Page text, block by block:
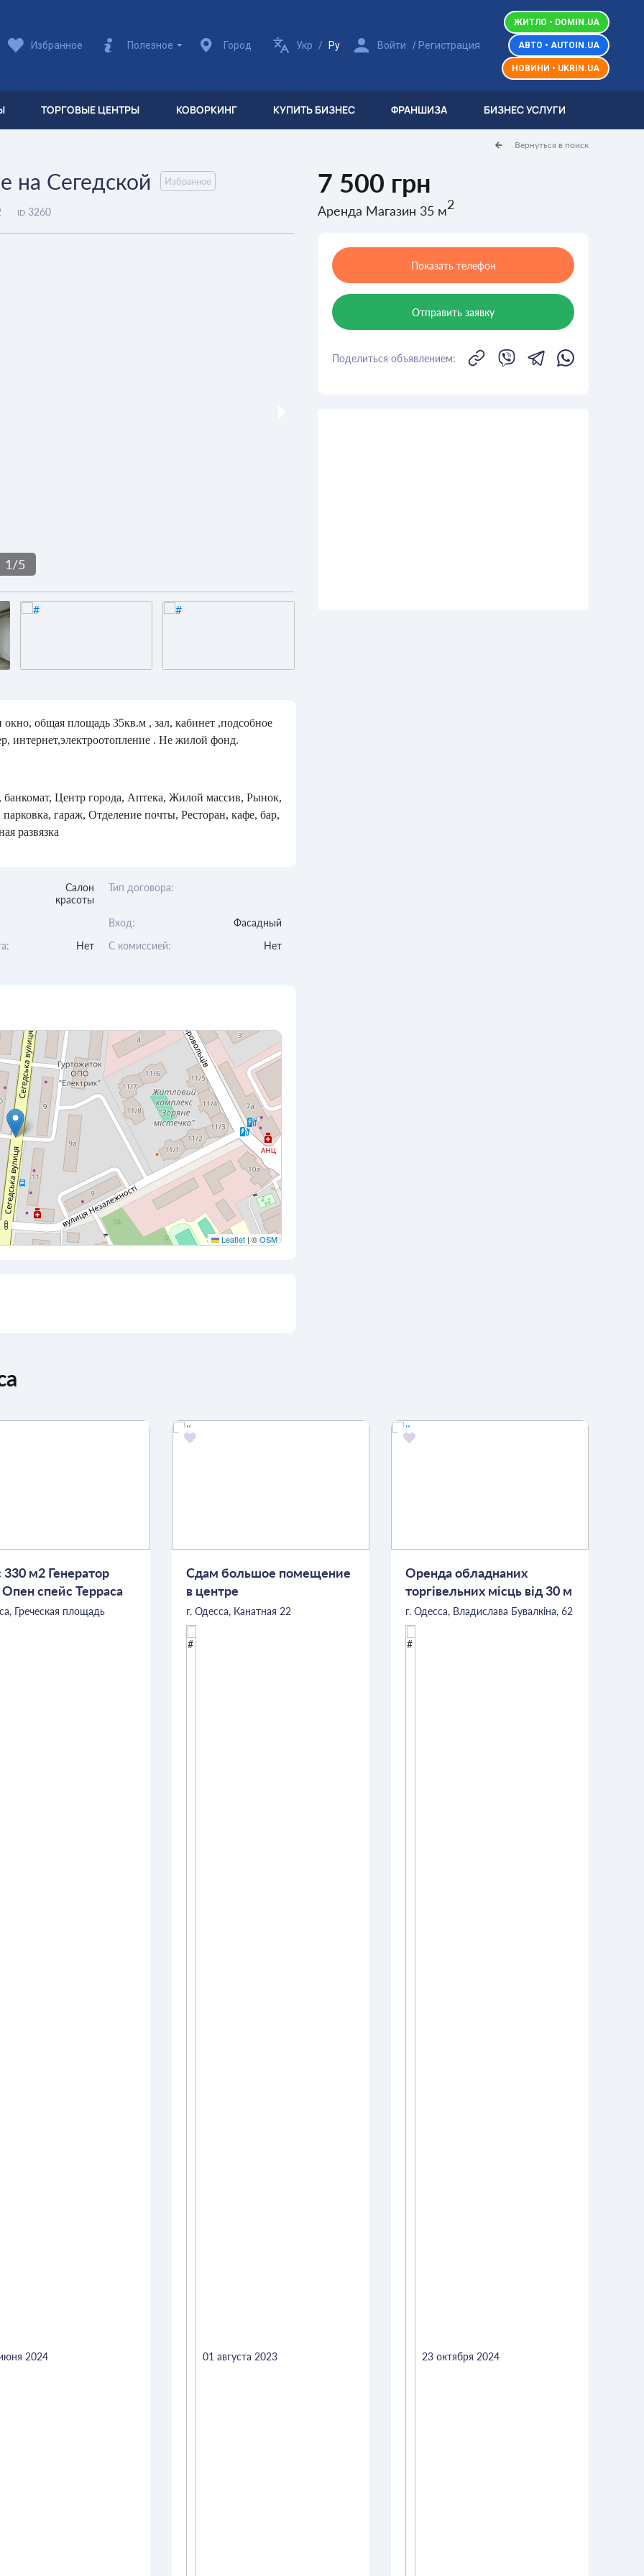
Избранное Полезное Город Укр / Ру Войти / Регистрация
ЖИТЛО • DOMIN.UA
АВТО • AUTOIN.UA
НОВИНИ • UKRIN.UA
ТОРГОВЫЕ ЦЕНТРЫ КОВОРКИНГ КУПИТЬ БИЗНЕС ФРАНШИЗА БИЗНЕС УСЛУГИ
Вернуться в поиск
на Сегедской Избранное
ID 3260
7 500 грн
Аренда Магазин 35 м2
1/5
общая площадь 35кв.м , зал, кабинет ,подсобное
интернет,электроотопление . Не жилой фонд.
Центр города, Аптека, Жилой массив, Рынок,
гараж, Отделение почты, Ресторан, кафе, бар,
развязка
Салон
красоты
Тип договора:
Вход:
Фасадный
Нет C комиссией:
Нет
Leaflet | ©OSM
Показать телефон
Отправить заявку
Поделиться объявлением:
м2 Генератор
спейс Терраса
АФИНА Центр
Греческая площадь
2024
Сдам большое помещение
в центре
г. Одесса, Канатная 22
01 августа 2023
Оренда обладнаних
торгівельних місць від 30 м
кв.
г. Одесса, Владислава Бувалкіна, 62
23 октября 2024